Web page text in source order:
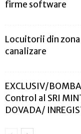
firme software
Locuitorii din zona
canalizare
EXCLUSIV/
Control al SRI
DOVADA/